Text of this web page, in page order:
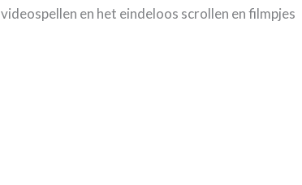
en het eindeloos scrollen en filmpjes